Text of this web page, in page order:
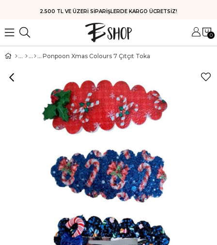
2.500 TL VE ÜZERİ SİPARİŞLERDE KARGO ÜCRETSİZ!
0
Ponpoon Xmas Colours 7 Çıtçıt Toka